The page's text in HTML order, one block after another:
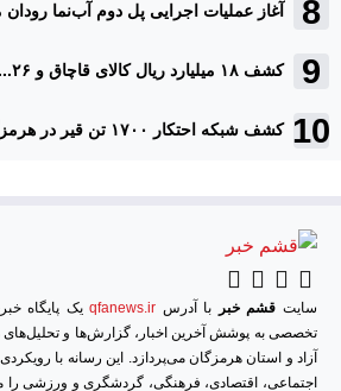
آغاز عملیات اجرایی پل دوم آب‌نما
کشف ۱۸ میلیارد ریال کالای قاچاق و ۲۶...
کشف شبکه احتکار ۱۷۰۰ تن قیر در هرمزگان
سایت قشم خبر با آدرس qfanews.irیک پایگاه
تخصصی به پوشش آخرین اخبار، گزارش‌ها و
آزاد و استان هرمزگان می‌پردازد. این رسانه با
اجتماعی، اقتصادی، فرهنگی، گردشگری و ورزشی را